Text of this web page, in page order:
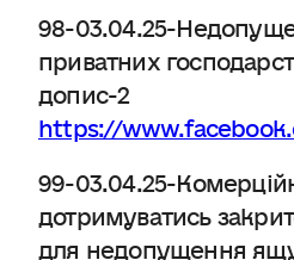
98-03.04.25-
приватних
допис-2
https://
99-03.04.25-
дотримуватись
для недопущення